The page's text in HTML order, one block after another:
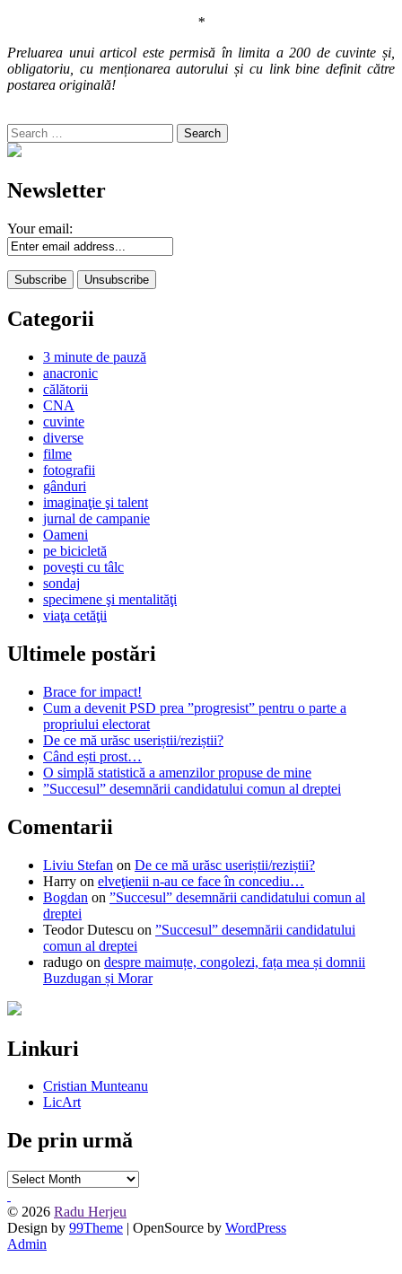
*
Preluarea unui articol este permisă în limita a 200 de cuvinte și,
obligatoriu, cu menționarea autorului și cu link bine definit către
postarea originală!
Search
for:
Newsletter
Your email:
Categorii
3 minute de pauză
anacronic
călătorii
CNA
cuvinte
diverse
filme
fotografii
gânduri
imaginaţie şi talent
jurnal de campanie
Oameni
pe bicicletă
poveşti cu tâlc
sondaj
specimene şi mentalităţi
viaţa cetăţii
Ultimele postări
Brace for impact!
Cum a devenit PSD prea ”progresist” pentru o parte a
propriului electorat
De ce mă urăsc useriștii/reziștii?
Când ești prost…
O simplă statistică a amenzilor propuse de mine
”Succesul” desemnării candidatului comun al dreptei
Comentarii
Liviu Stefan on De ce mă urăsc useriștii/reziștii?
Harry on elveţienii n-au ce face în concediu…
Bogdan on ”Succesul” desemnării candidatului comun al
dreptei
Teodor Dutescu on ”Succesul” desemnării candidatului
comun al dreptei
radugo on despre maimuțe, congolezi, fața mea și domnii
Buzdugan și Morar
Linkuri
Cristian Munteanu
LicArt
De prin urmă
De
urmă
© 2026 Radu Herjeu
Design by 99Theme | OpenSource by WordPress
Admin